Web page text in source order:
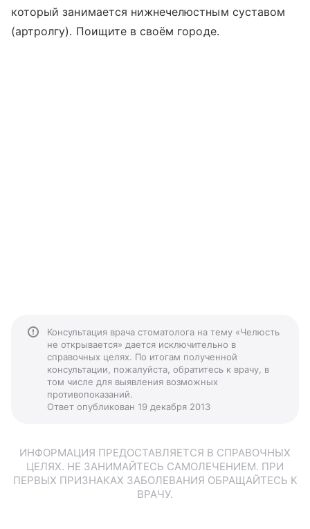
который занимается нижнечелюстным суставом
(артролгу). Поищите в своём городе.
Консультация врача стоматолога на тему «Челюсть
не открывается» дается исключительно в
справочных целях. По итогам полученной
консультации, пожалуйста, обратитесь к врачу, в
том числе для выявления возможных
противопоказаний.
Ответ опубликован 19 декабря 2013
ИНФОРМАЦИЯ ПРЕДОСТАВЛЯЕТСЯ В СПРАВОЧНЫХ
ЦЕЛЯХ. НЕ ЗАНИМАЙТЕСЬ САМОЛЕЧЕНИЕМ. ПРИ
ПЕРВЫХ ПРИЗНАКАХ ЗАБОЛЕВАНИЯ ОБРАЩАЙТЕСЬ К
ВРАЧУ.